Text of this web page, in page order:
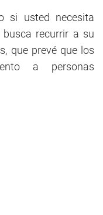
si usted necesita
busca recurrir a su
que prevé que los
a personas